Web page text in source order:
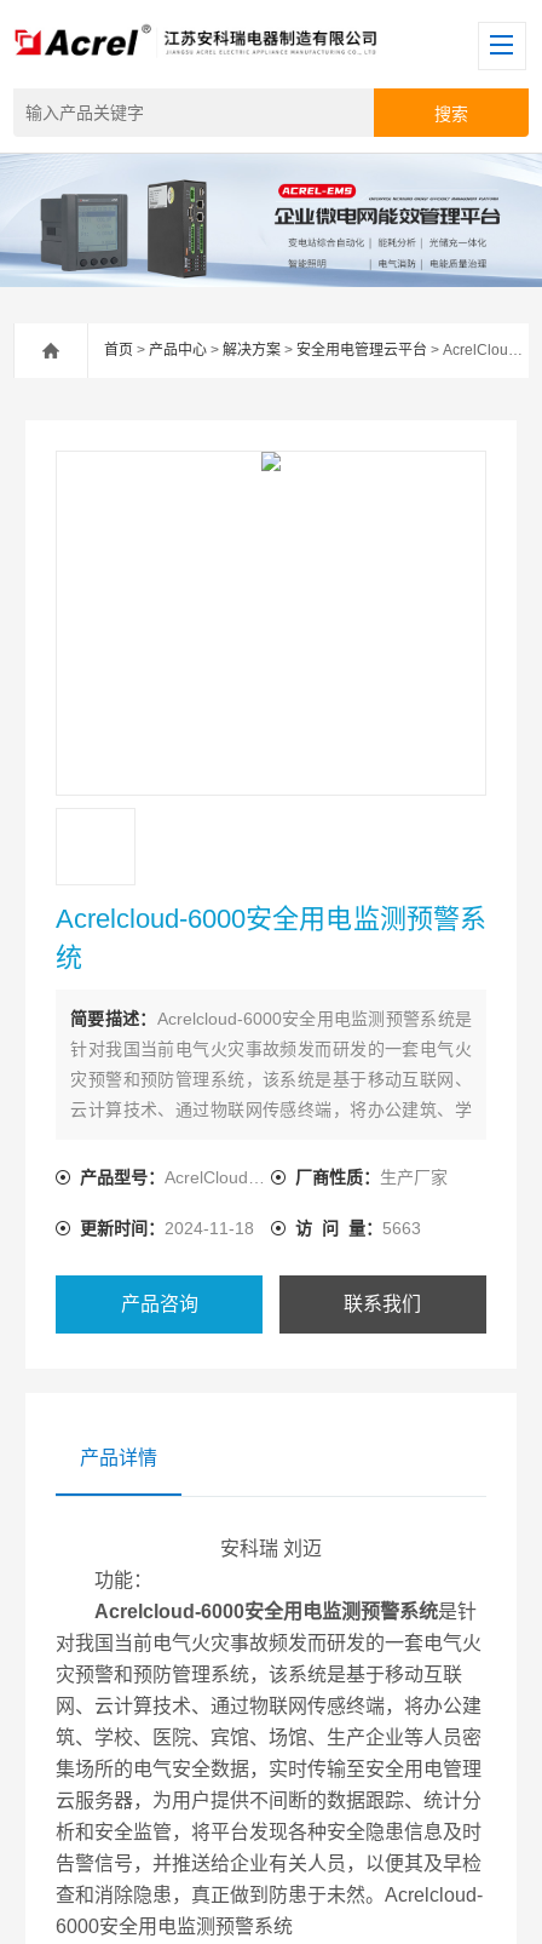
首页 >产品中心 >解决方案 >安全用电管理云平台 > AcrelCloud-6000Acrelcloud-6000安全用电监测预警系统
Acrelcloud-6000安全用电监测预警系
统
简要描述： Acrelcloud-6000安全用电监测预警系统是
针对我国当前电气火灾事故频发而研发的一套电气火
灾预警和预防管理系统，该系统是基于移动互联网、
云计算技术、通过物联网传感终端，将办公建筑、学
电气安全数据，实时传输至安全用电管理云服务器
产品型号：AcrelCloud-6000 厂商性质： 生产厂家
更新时间： 2024-11-18 访 问 量： 5663
产品咨询 联系我们
产品详情
安科瑞 刘迈
功能：
Acrelcloud-6000安全用电监测预警系统是针
对我国当前电气火灾事故频发而研发的一套电气火
灾预警和预防管理系统，该系统是基于移动互联
网、云计算技术、通过物联网传感终端，将办公建
筑、学校、医院、宾馆、场馆、生产企业等人员密
集场所的电气安全数据，实时传输至安全用电管理
云服务器，为用户提供不间断的数据跟踪、统计分
析和安全监管，将平台发现各种安全隐患信息及时
告警信号，并推送给企业有关人员，以便其及早检
查和消除隐患，真正做到防患于未然。Acrelcloud-
6000安全用电监测预警系统